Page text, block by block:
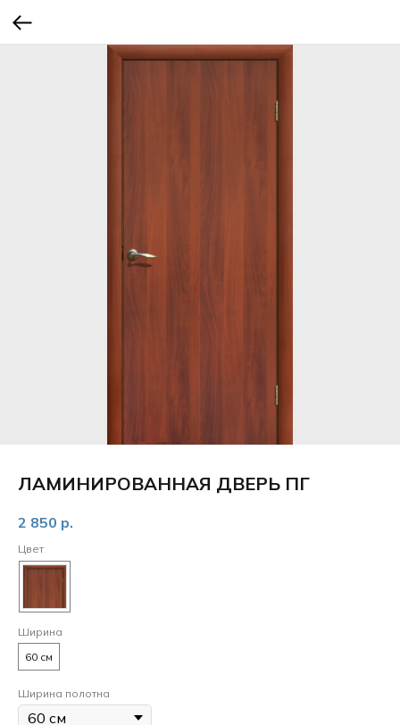
ЛАМИНИРОВАННАЯ ДВЕРЬ ПГ
2 850 р.
Цвет
Ширина
60 см
Ширина полотна